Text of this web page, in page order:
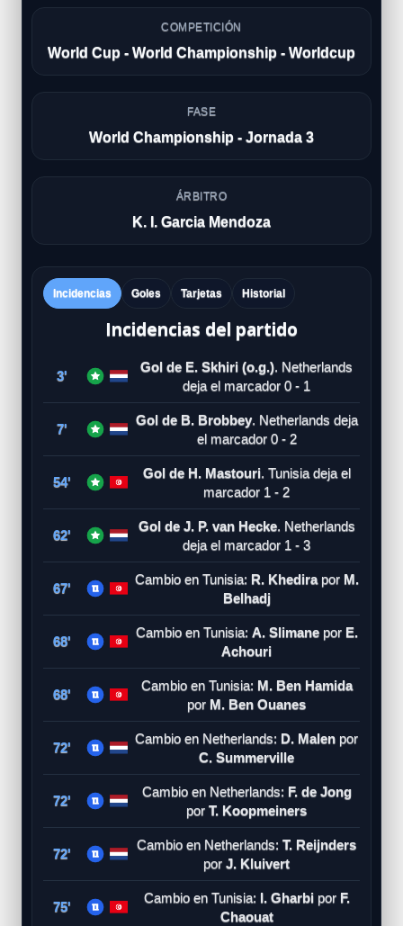
COMPETICIÓN
World Cup - World Championship - Worldcup
FASE
World Championship - Jornada 3
ÁRBITRO
K. I. Garcia Mendoza
Incidencias Goles Tarjetas Historial
Incidencias del partido
3'
Gol de E. Skhiri (o.g.). Netherlands
deja el marcador 0 - 1
7'
Gol de B. Brobbey. Netherlands deja
el marcador 0 - 2
54'
Gol de H. Mastouri. Tunisia deja el
marcador 1 - 2
62'
Gol de J. P. van Hecke. Netherlands
deja el marcador 1 - 3
67'
Cambio en Tunisia: R. Khedirapor M.
Belhadj
68'
Cambio en Tunisia: A. Slimanepor E.
Achouri
68'
Cambio en Tunisia: M. Ben Hamida
por M. Ben Ouanes
72'
Cambio en Netherlands: D. Malen por
C. Summerville
72'
Cambio en Netherlands: F. de Jong
por T. Koopmeiners
72'
Cambio en Netherlands: T. Reijnders
por J. Kluivert
75'
Cambio en Tunisia: I. Gharbipor F.
Chaouat